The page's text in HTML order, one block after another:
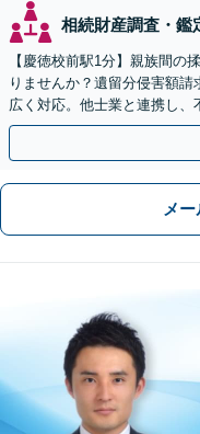
相続財産調査・鑑
【慶徳校前駅1分】親族間の
りませんか？遺留分侵害額
広く対応。他士業と連携し、
トします。【WEB相談可能
メ